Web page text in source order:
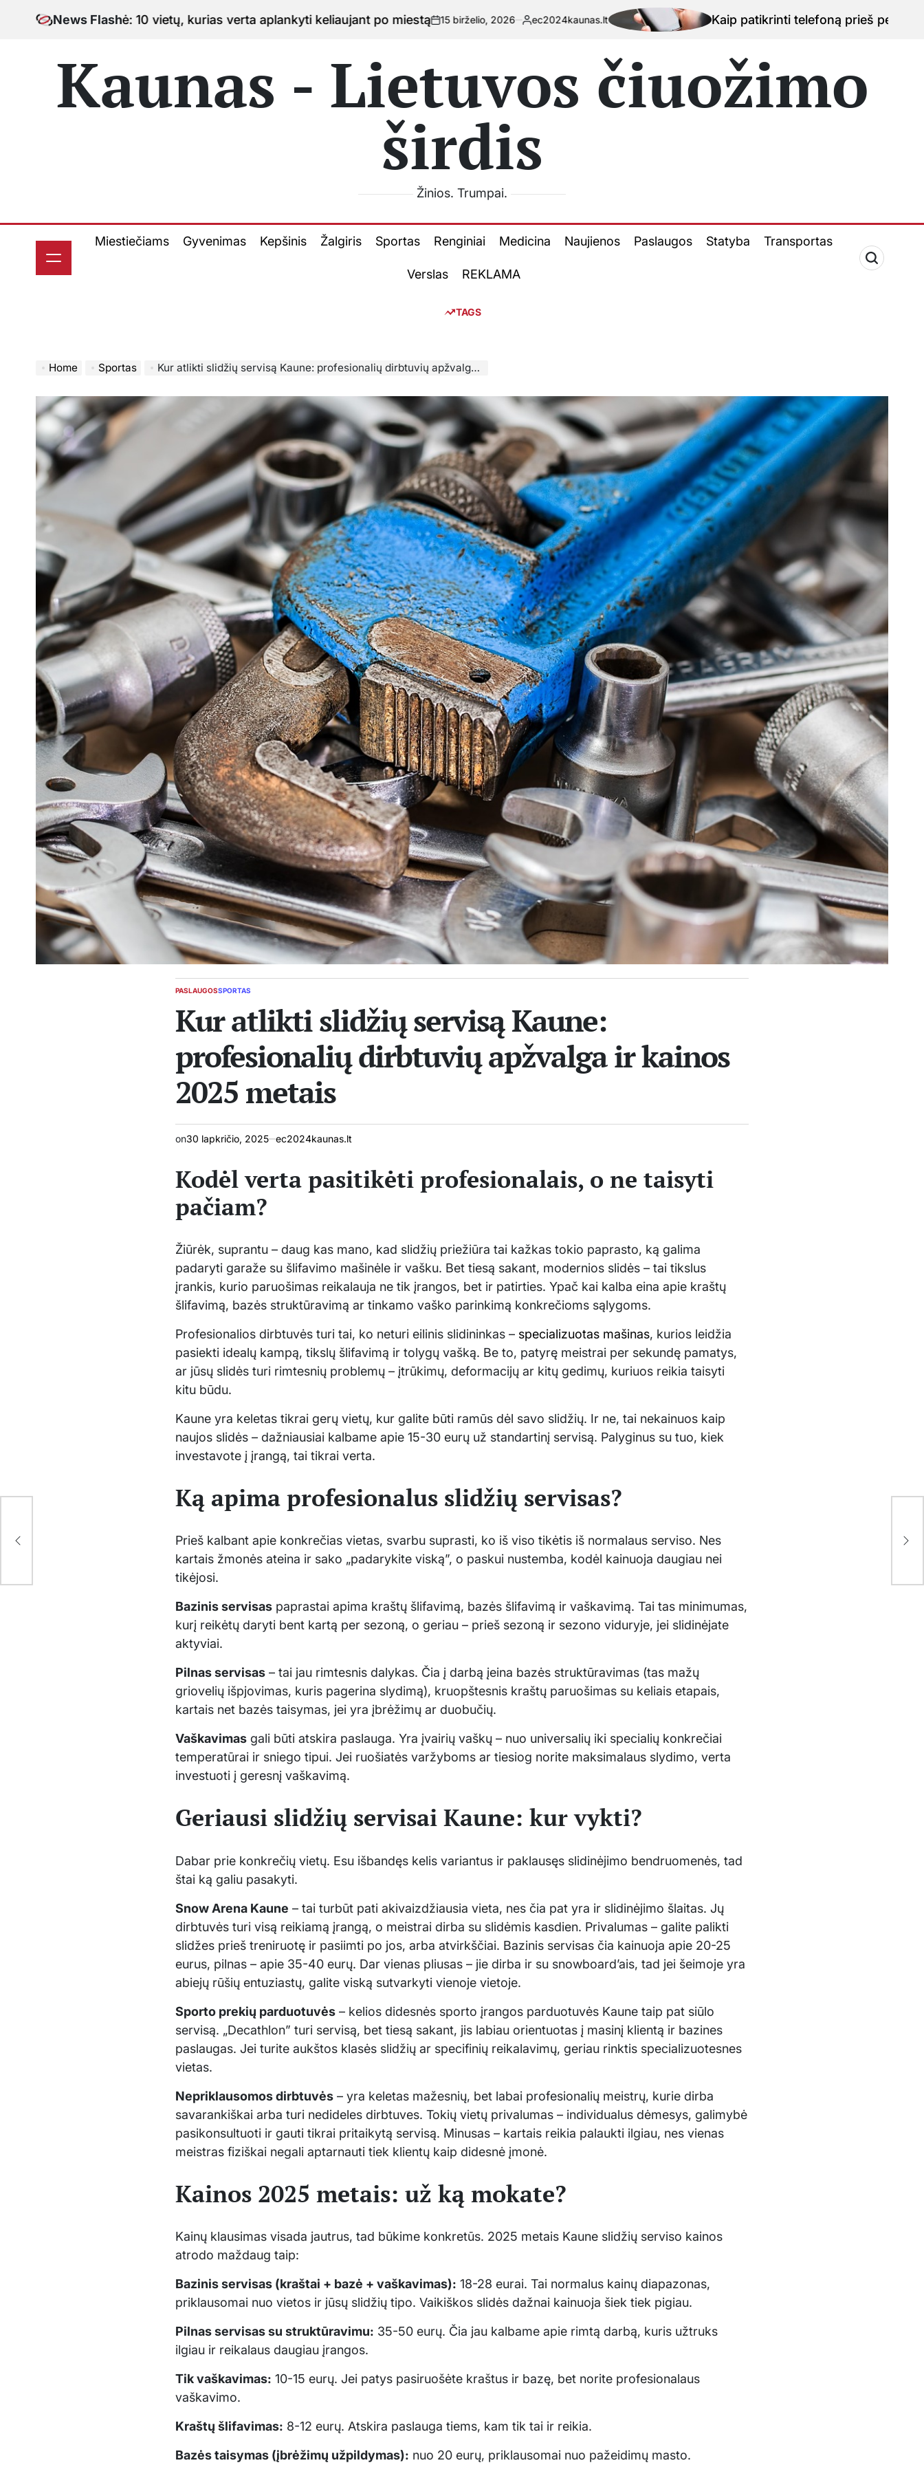
News Flash
10 vietų, kurias verta aplankyti keliaujant po miestąon
15 birželio, 2026
Posted
ec2024kaunas.lt Kaip patikrinti telefoną prieš perkant naudotą
Kaunas - Lietuvos čiuožimo
širdis
Žinios. Trumpai.
Miestiečiams Gyvenimas Kepšinis Žalgiris Sportas Renginiai Medicina Naujienos Paslaugos Statyba Transportas
Verslas REKLAMA
TAGS
Home Sportas Kur atlikti slidžių servisą Kaune: profesionalių dirbtuvių apžvalga ir kainos 2025 metais
POSTED
PASLAUGOSSPORTAS
Kur atlikti slidžių servisą Kaune:
profesionalių dirbtuvių apžvalga ir kainos
2025 metais
on30 lapkričio, 2025 ec2024kaunas.lt
Kodėl verta pasitikėti profesionalais, o ne taisyti
pačiam?
Žiūrėk, suprantu – daug kas mano, kad slidžių priežiūra tai kažkas tokio paprasto, ką galima
padaryti garaže su šlifavimo mašinėle ir vašku. Bet tiesą sakant, modernios slidės – tai tikslus
įrankis, kurio paruošimas reikalauja ne tik įrangos, bet ir patirties. Ypač kai kalba eina apie kraštų
šlifavimą, bazės struktūravimą ar tinkamo vaško parinkimą konkrečioms sąlygoms.
Profesionalios dirbtuvės turi tai, ko neturi eilinis slidininkas – specializuotas mašinas, kurios leidžia
pasiekti idealų kampą, tikslų šlifavimą ir tolygų vašką. Be to, patyrę meistrai per sekundę pamatys,
ar jūsų slidės turi rimtesnių problemų – įtrūkimų, deformacijų ar kitų gedimų, kuriuos reikia taisyti
kitu būdu.
Kaune yra keletas tikrai gerų vietų, kur galite būti ramūs dėl savo slidžių. Ir ne, tai nekainuos kaip
naujos slidės – dažniausiai kalbame apie 15-30 eurų už standartinį servisą. Palyginus su tuo, kiek
investavote į įrangą, tai tikrai verta.
Ką apima profesionalus slidžių servisas?
Prieš kalbant apie konkrečias vietas, svarbu suprasti, ko iš viso tikėtis iš normalaus serviso. Nes
kartais žmonės ateina ir sako „padarykite viską”, o paskui nustemba, kodėl kainuoja daugiau nei
tikėjosi.
Bazinis servisas paprastai apima kraštų šlifavimą, bazės šlifavimą ir vaškavimą. Tai tas minimumas,
kurį reikėtų daryti bent kartą per sezoną, o geriau – prieš sezoną ir sezono viduryje, jei slidinėjate
aktyviai.
Pilnas servisas – tai jau rimtesnis dalykas. Čia į darbą įeina bazės struktūravimas (tas mažų
griovelių išpjovimas, kuris pagerina slydimą), kruopštesnis kraštų paruošimas su keliais etapais,
kartais net bazės taisymas, jei yra įbrėžimų ar duobučių.
Vaškavimas gali būti atskira paslauga. Yra įvairių vaškų – nuo universalių iki specialių konkrečiai
temperatūrai ir sniego tipui. Jei ruošiatės varžyboms ar tiesiog norite maksimalaus slydimo, verta
investuoti į geresnį vaškavimą.
Geriausi slidžių servisai Kaune: kur vykti?
Dabar prie konkrečių vietų. Esu išbandęs kelis variantus ir paklausęs slidinėjimo bendruomenės, tad
štai ką galiu pasakyti.
Snow Arena Kaune – tai turbūt pati akivaizdžiausia vieta, nes čia pat yra ir slidinėjimo šlaitas. Jų
dirbtuvės turi visą reikiamą įrangą, o meistrai dirba su slidėmis kasdien. Privalumas – galite palikti
slidžes prieš treniruotę ir pasiimti po jos, arba atvirkščiai. Bazinis servisas čia kainuoja apie 20-25
eurus, pilnas – apie 35-40 eurų. Dar vienas pliusas – jie dirba ir su snowboard’ais, tad jei šeimoje yra
abiejų rūšių entuziastų, galite viską sutvarkyti vienoje vietoje.
Sporto prekių parduotuvės – kelios didesnės sporto įrangos parduotuvės Kaune taip pat siūlo
servisą. „Decathlon” turi servisą, bet tiesą sakant, jis labiau orientuotas į masinį klientą ir bazines
paslaugas. Jei turite aukštos klasės slidžių ar specifinių reikalavimų, geriau rinktis specializuotesnes
vietas.
Nepriklausomos dirbtuvės – yra keletas mažesnių, bet labai profesionalių meistrų, kurie dirba
savarankiškai arba turi nedideles dirbtuves. Tokių vietų privalumas – individualus dėmesys, galimybė
pasikonsultuoti ir gauti tikrai pritaikytą servisą. Minusas – kartais reikia palaukti ilgiau, nes vienas
meistras fiziškai negali aptarnauti tiek klientų kaip didesnė įmonė.
Kainos 2025 metais: už ką mokate?
Kainų klausimas visada jautrus, tad būkime konkretūs. 2025 metais Kaune slidžių serviso kainos
atrodo maždaug taip:
Bazinis servisas (kraštai + bazė + vaškavimas): 18-28 eurai. Tai normalus kainų diapazonas,
priklausomai nuo vietos ir jūsų slidžių tipo. Vaikiškos slidės dažnai kainuoja šiek tiek pigiau.
Pilnas servisas su struktūravimu: 35-50 eurų. Čia jau kalbame apie rimtą darbą, kuris užtruks
ilgiau ir reikalaus daugiau įrangos.
Tik vaškavimas: 10-15 eurų. Jei patys pasiruošėte kraštus ir bazę, bet norite profesionalaus
vaškavimo.
Kraštų šlifavimas: 8-12 eurų. Atskira paslauga tiems, kam tik tai ir reikia.
Bazės taisymas (įbrėžimų užpildymas): nuo 20 eurų, priklausomai nuo pažeidimų masto.